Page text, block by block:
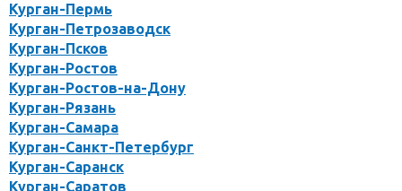
Курган-Пермь
Курган-Петрозаводск
Курган-Псков
Курган-Ростов
Курган-Ростов-на-Дону
Курган-Рязань
Курган-Самара
Курган-Санкт-Петербург
Курган-Саранск
Курган-Саратов